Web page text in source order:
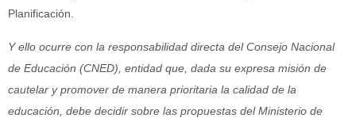
Planificación.
Y ello ocurre con la responsabilidad directa del Consejo Nacional
de Educación (CNED), entidad que, dada su expresa misión de
cautelar y promover de manera prioritaria la calidad de la
educación, debe decidir sobre las propuestas del Ministerio de